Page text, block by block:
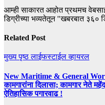
आम्ही साकारत आहोत प्रथमच
डिग्रीच्या भव्यतेतून "खबरबात ३६०
Related Post
मुख्य पृष्ठलाईफस्टाईलव्हायरल
New Maritime & General
कामगारांना दिलासा; कामगार नेते
ऐतिहासिक पगारवाढ !